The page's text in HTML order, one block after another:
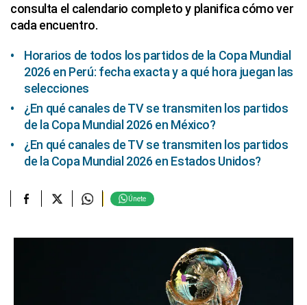
consulta el calendario completo y planifica cómo ver
cada encuentro.
Horarios de todos los partidos de la Copa Mundial
2026 en Perú: fecha exacta y a qué hora juegan las
selecciones
¿En qué canales de TV se transmiten los partidos
de la Copa Mundial 2026 en México?
¿En qué canales de TV se transmiten los partidos
de la Copa Mundial 2026 en Estados Unidos?
Únete